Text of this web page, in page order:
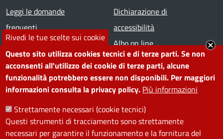
Rivedi le tue scelte sui cookie
Questo sito utilizza cookies tecnici e di terze parti. Se non
acconsenti all'utilizzo dei cookie di terze parti, alcune
funzionalità potrebbero essere non disponibili. Per maggiori
informazioni consulta la privacy policy. Più informazioni
Strettamente necessari (cookie tecnici)
Questi strumenti di tracciamento sono strettamente
necessari per garantire il funzionamento e la fornitura del
Footer menu
Leggi le domande
frequenti
Prenota appuntamento
Segnala disservizio
Amministrazione
trasparente
Note legali
Dichiarazione di
accessibilità
Albo on line
Redazione web
Piano di miglioramento dei
servizi
Contatti
SEGUICI SU